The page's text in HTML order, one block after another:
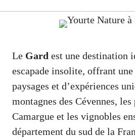
Le Gard est une destination
escapade insolite, offrant
paysages et d’expériences
montagnes des Cévennes,
Camargue et les vignobles
département du sud de la